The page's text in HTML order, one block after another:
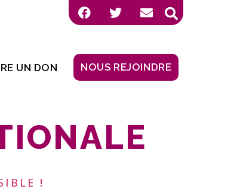
UN DON NOUS REJOINDRE
!